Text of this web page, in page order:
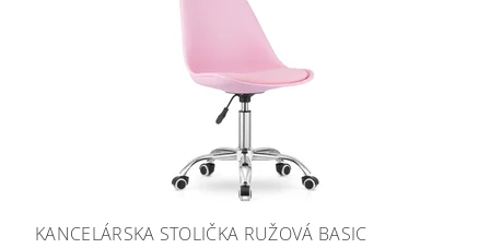
KANCELÁRSKA STOLIČKA RUŽOVÁ BASIC